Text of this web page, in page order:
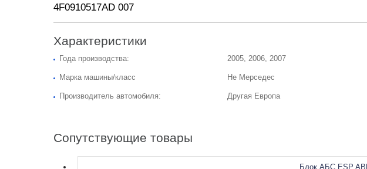
4F0910517AD 007
Характеристики
Года производства: 2005, 2006, 2007
Марка машины/класс Не Мерседес
Производитель автомобиля: Другая Европа
Сопутствующие товары
Блок АБС ESP